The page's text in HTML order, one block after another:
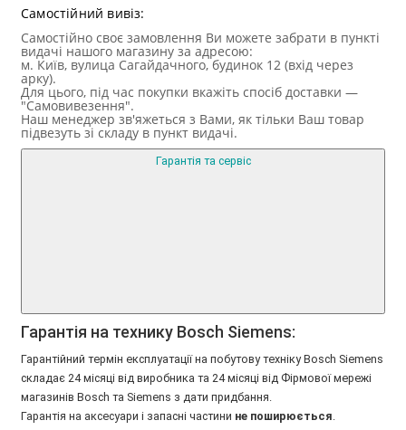
Самостійний вивіз:
Самостійно своє замовлення Ви можете забрати в пункті
видачі нашого магазину за адресою:
м. Київ, вулица Сагайдачного, будинок 12 (вхід через
арку).
Для цього, під час покупки вкажіть спосіб доставки —
"Самовивезення".
Наш менеджер зв'яжеться з Вами, як тільки Ваш товар
підвезуть зі складу в пункт видачі.
Гарантія та сервіс
Гарантія на технику Bosch Siemens:
Гарантійний термін експлуатації на побутову техніку Bosch Siemens
складає 24 місяці від виробника та 24 місяці від Фірмової мережі
магазинів Bosch та Siemens з дати придбання.
Гарантія на аксесуари і запасні частини не поширюється.